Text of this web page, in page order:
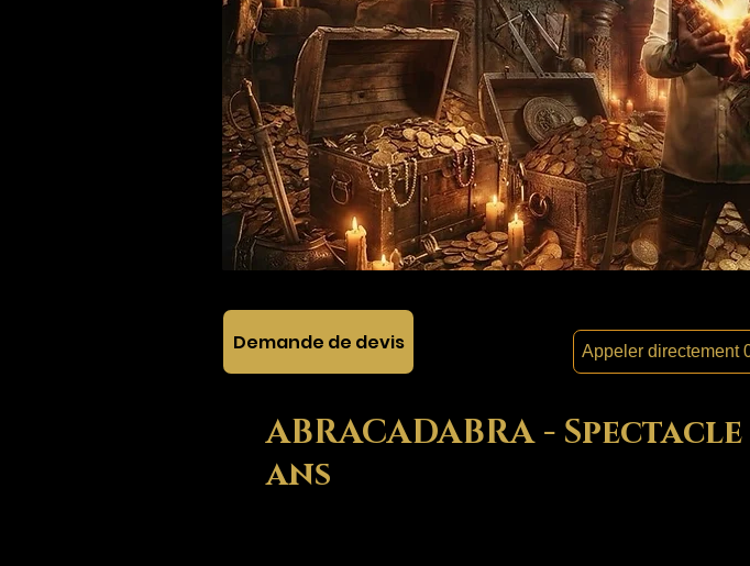
Demande de devis Appeler directement
ABRACADABRA -
ans